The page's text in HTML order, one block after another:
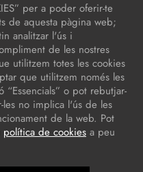
per a poder oferir-te
de aquesta pàgina web;
analitzar l'ús i
de les nostres
utilitzem totes les cookies
que utilitzem només les
o pot rebutjar-
les no implica l'ús de les
de la web. Pot
política de cookies a peu